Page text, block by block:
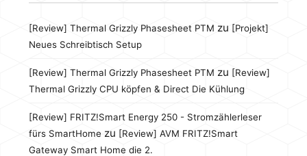
[Review] Thermal Grizzly Phasesheet PTM zu [Projekt]
Neues Schreibtisch Setup
[Review] Thermal Grizzly Phasesheet PTM zu [Review]
Thermal Grizzly CPU köpfen & Direct Die Kühlung
[Review] FRITZ!Smart Energy 250 - Stromzählerleser
fürs SmartHome zu [Review] AVM FRITZ!Smart
Gateway Smart Home die 2.